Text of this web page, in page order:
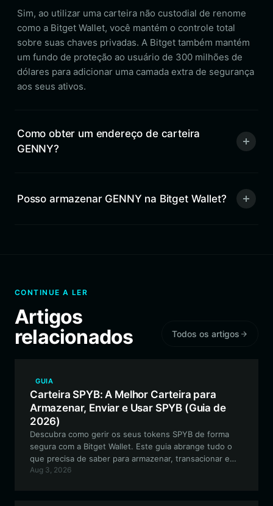
Sim, ao utilizar uma carteira não custodial de renome
como a Bitget Wallet, você mantém o controle total
sobre suas chaves privadas. A Bitget também mantém
um fundo de proteção ao usuário de 300 milhões de
dólares para adicionar uma camada extra de segurança
aos seus ativos.
Como obter um endereço de carteira
GENNY?
Posso armazenar GENNY na Bitget Wallet?
CONTINUE A LER
Artigos
relacionados
Todos os artigos
GUIA
Carteira SPYB: A Melhor Carteira para
Armazenar, Enviar e Usar SPYB (Guia de
2026)
Descubra como gerir os seus tokens SPYB de forma
segura com a Bitget Wallet. Este guia abrange tudo o
que precisa de saber para armazenar, transacionar e
interagir eficazmente com este projeto meme da BSC
Aug 3, 2026